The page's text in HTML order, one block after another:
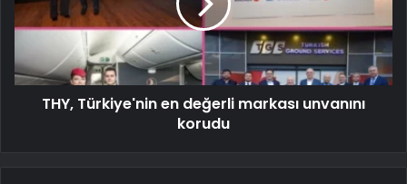
THY, Türkiye'nin en değerli markası unvanını
korudu